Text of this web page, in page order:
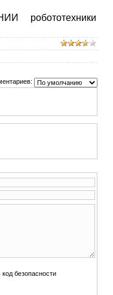
робототехники